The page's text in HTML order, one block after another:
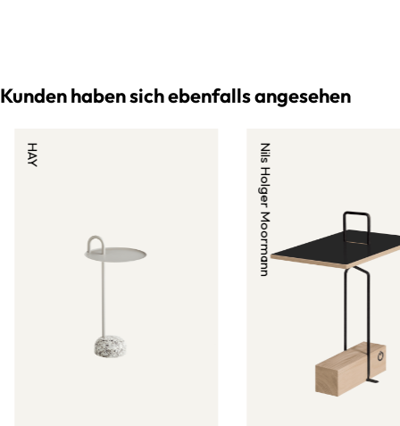
Kunden haben sich ebenfalls angesehen
HAY Nils Holger Moormann